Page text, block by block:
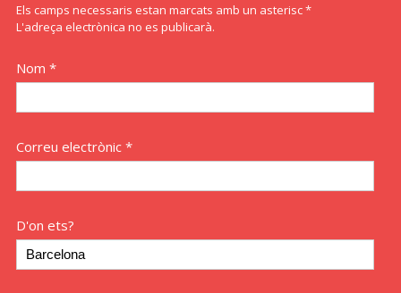
Els camps necessaris estan marcats amb un asterisc *
L'adreça electrònica no es publicarà.
Nom *
Correu electrònic *
D'on ets?